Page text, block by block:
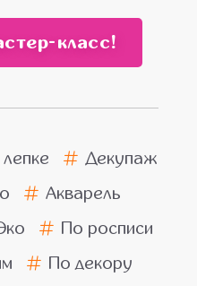
класс!
Декупаж
Акварель
По росписи
По декору